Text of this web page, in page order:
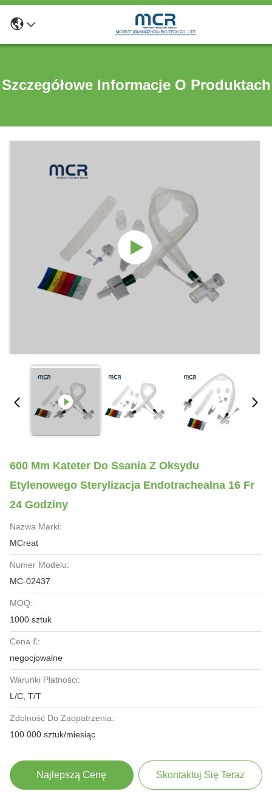
Szczegółowe Informacje O Produktach
600 Mm Kateter Do Ssania Z Oksydu
Etylenowego Sterylizacja Endotrachealna 16 Fr
24 Godziny
Nazwa Marki:
MCreat
Numer Modelu:
MC-02437
MOQ:
1000 sztuk
Cena £:
negocjowalne
Warunki Płatności:
L/C, T/T
Zdolność Do Zaopatrzenia:
100 000 sztuk/miesiąc
Najlepszą Cenę Skontaktuj Się Teraz